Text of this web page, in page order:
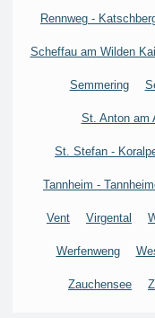
Rennweg -
Scheffau am Wilden
Semmering
St. Anton am
St. Stefan -
Tannheim -
Vent Virgental
Werfenweng
Zauchensee